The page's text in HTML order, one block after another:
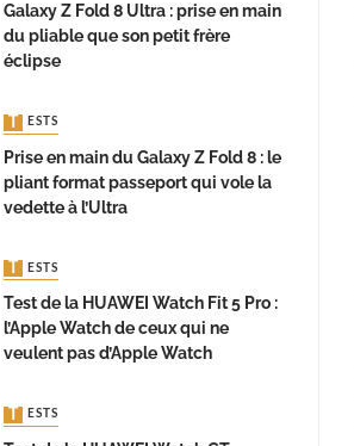
Galaxy Z Fold 8 Ultra : prise en main
du pliable que son petit frère
éclipse
TESTS
Prise en main du Galaxy Z Fold 8 : le
pliant format passeport qui vole la
vedette à l’Ultra
TESTS
Test de la HUAWEI Watch Fit 5 Pro :
l’Apple Watch de ceux qui ne
veulent pas d’Apple Watch
TESTS